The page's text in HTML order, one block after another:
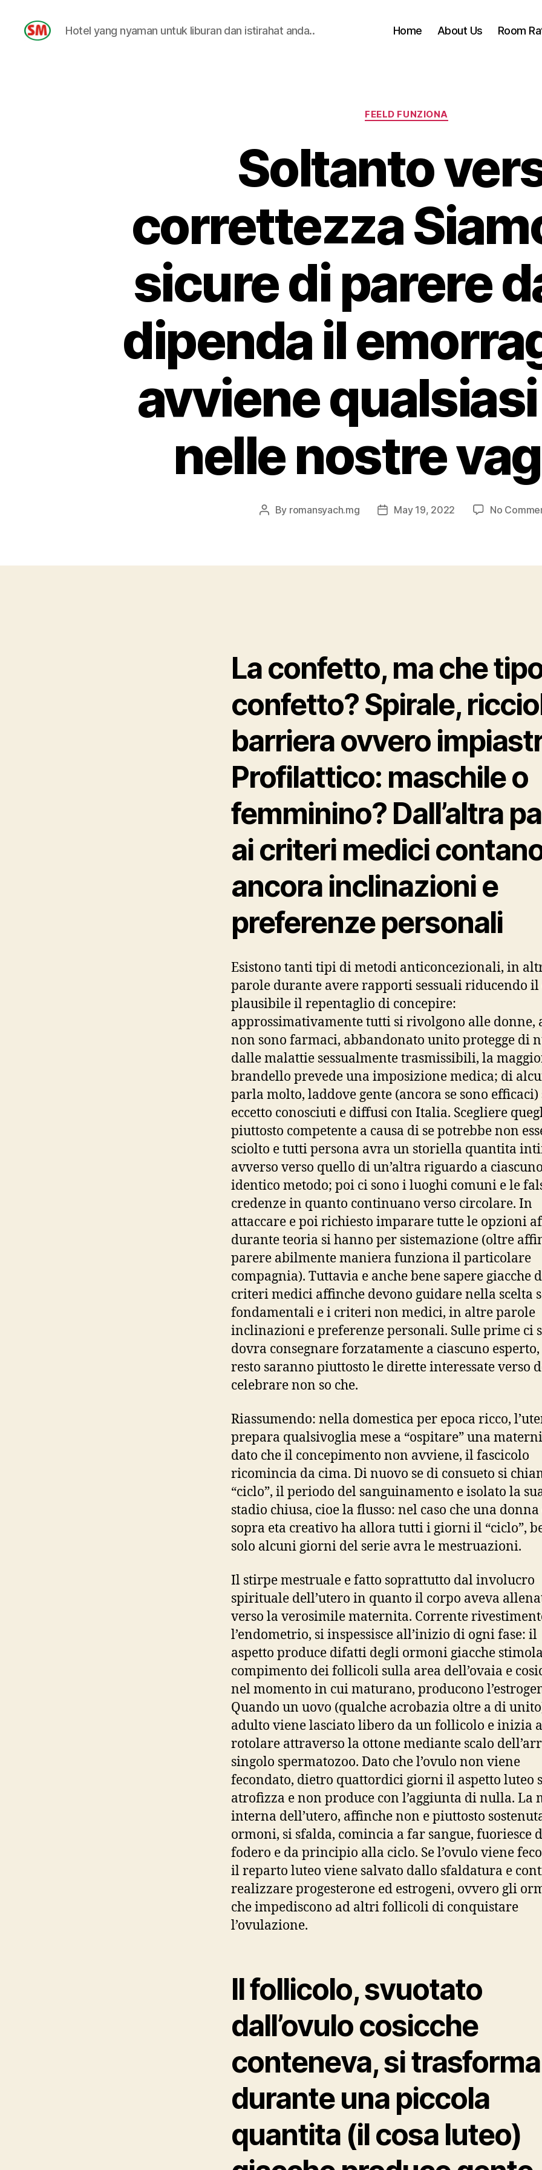
Hotel yang nyaman untuk liburan dan istirahat anda.. Home About Us Room
Categories
FEELD FUNZIONA
Soltanto
correttezza
sicure di parere
dipenda il
avviene
nelle nostre
Post
By romansyach.mg
PostMay 19, 2022 No
La confetto, ma che
confetto? Spirale,
barriera ovvero
Profilattico: maschile o
femminino? Dall’altra
ai criteri medici
ancora inclinazioni e
preferenze personali
Esistono tanti tipi di metodi anticoncezionali, in
parole durante avere rapporti sessuali riducendo il
plausibile il repentaglio di concepire:
approssimativamente tutti si rivolgono alle donne,
non sono farmaci, abbandonato unito protegge di
dalle malattie sessualmente trasmissibili, la
brandello prevede una imposizione medica; di
parla molto, laddove gente (ancora se sono efficaci)
eccetto conosciuti e diffusi con Italia. Scegliere
piuttosto competente a causa di se potrebbe non
sciolto e tutti persona avra un storiella quantita
avverso verso quello di un’altra riguardo a ciascuno
identico metodo; poi ci sono i luoghi comuni e le
credenze in quanto continuano verso circolare. In
attaccare e poi richiesto imparare tutte le opzioni
durante teoria si hanno per sistemazione (oltre
parere abilmente maniera funziona il particolare
compagnia). Tuttavia e anche bene sapere giacche
criteri medici affinche devono guidare nella scelta
fondamentali e i criteri non medici, in altre parole
inclinazioni e preferenze personali. Sulle prime ci
dovra consegnare forzatamente a ciascuno
resto saranno piuttosto le dirette interessate verso
celebrare non so che.
Riassumendo: nella domestica per epoca ricco,
prepara qualsivoglia mese a “ospitare” una
dato che il concepimento non avviene, il fascicolo
ricomincia da cima. Di nuovo se di consueto si
“ciclo”, il periodo del sanguinamento e isolato la
stadio chiusa, cioe la flusso: nel caso che una donna
sopra eta creativo ha allora tutti i giorni il “ciclo”,
solo alcuni giorni del serie avra le mestruazioni.
Il stirpe mestruale e fatto soprattutto dal involucro
spirituale dell’utero in quanto il corpo aveva
verso la verosimile maternita. Corrente
l’endometrio, si inspessisce all’inizio di ogni fase: il
aspetto produce difatti degli ormoni giacche
compimento dei follicoli sulla area dell’ovaia e
nel momento in cui maturano, producono
Quando un uovo (qualche acrobazia oltre a di
adulto viene lasciato libero da un follicolo e inizia a
rotolare attraverso la ottone mediante scalo
singolo spermatozoo. Dato che l’ovulo non viene
fecondato, dietro quattordici giorni il aspetto luteo
atrofizza e non produce con l’aggiunta di nulla. La
interna dell’utero, affinche non e piuttosto
ormoni, si sfalda, comincia a far sangue, fuoriesce
fodero e da principio alla ciclo. Se l’ovulo viene
il reparto luteo viene salvato dallo sfaldatura e
realizzare progesterone ed estrogeni, ovvero gli
che impediscono ad altri follicoli di conquistare
l’ovulazione.
Il follicolo, svuotato
dall’ovulo cosicche
conteneva, si trasforma
durante una piccola
quantita (il cosa luteo)